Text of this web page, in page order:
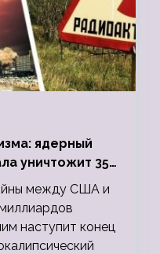
ядерный
уничтожит 350
5 миллиардов
между США и
наступит конец